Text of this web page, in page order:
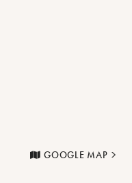
GOOGLE MAP